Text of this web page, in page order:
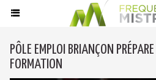
PÔLE EMPLOI BRIANÇON
FORMATION